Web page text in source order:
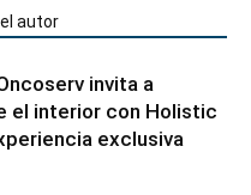
autor
invita a
el interior con Holistic
exclusiva